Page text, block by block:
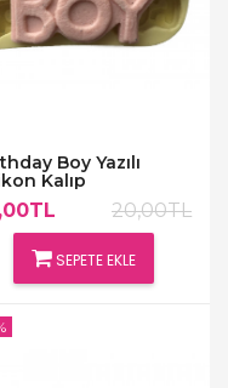
Boy Yazılı
Kalıp
20,00TL
SEPETE EKLE